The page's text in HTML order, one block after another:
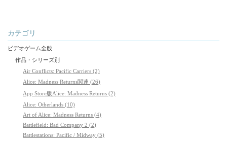
カテゴリ
ビデオゲーム全般
作品・シリーズ別
Air Conflicts: Pacific Carriers (2)
Alice: Madness Returns関連 (26)
App Store版Alice: Madness Returns (2)
Alice: Otherlands (10)
Art of Alice: Madness Returns (4)
Battlefield: Bad Company 2 (2)
Battlestations: Pacific / Midway (5)